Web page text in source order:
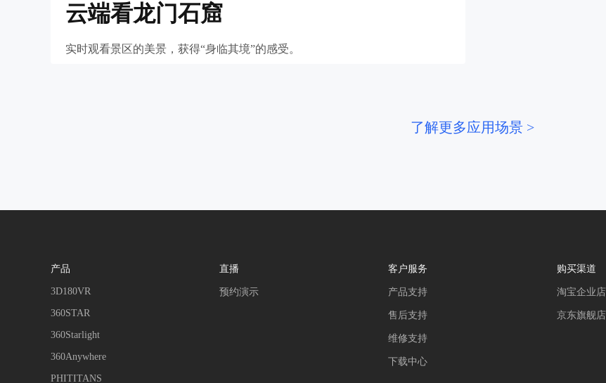
云端看龙门石窟
实时观看景区的美景，获得“身临其境”的感受。
了解更多应用场景 >
产品
3D180VR
360STAR
360Starlight
360Anywhere
PHITITANS
直播
预约演示
客户服务
产品支持
售后支持
维修支持
下载中心
购买渠道
淘宝企业店
京东旗舰店